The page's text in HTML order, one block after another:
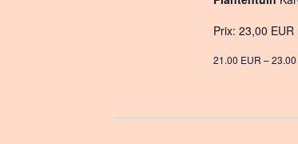
Prix: 23,00
21.00 EUR –